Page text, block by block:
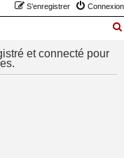
Connexion
S’enregistrer
et connecté pour